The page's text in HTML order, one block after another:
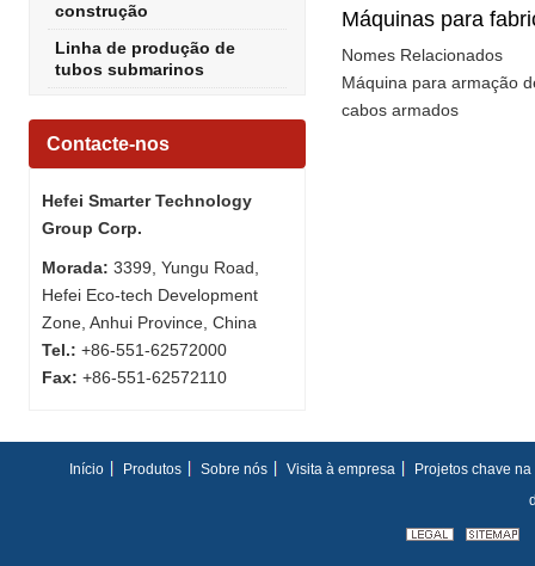
construção
Linha de produção de
tubos submarinos
Contacte-nos
Hefei Smarter Technology
Group Corp.
Morada: 3399, Yungu Road,
Hefei Eco-tech Development
Zone, Anhui Province, China
Tel.: +86-551-62572000
Fax: +86-551-62572110
Máquinas para
Nomes Relacionados
Máquina para armação
cabos armados
Início Produtos Sobre nós Visita à empresa
Projetos chave na